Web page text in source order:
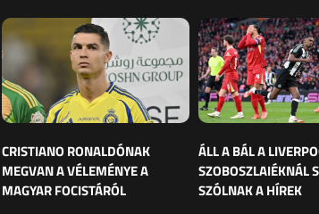
CRISTIANO RONALDÓNAK
MEGVAN A VÉLEMÉNYE A
MAGYAR FOCISTÁRÓL
ÁLL A BÁL A
SZOBOSZLAIÉKNÁL
SZÓLNAK A HÍREK